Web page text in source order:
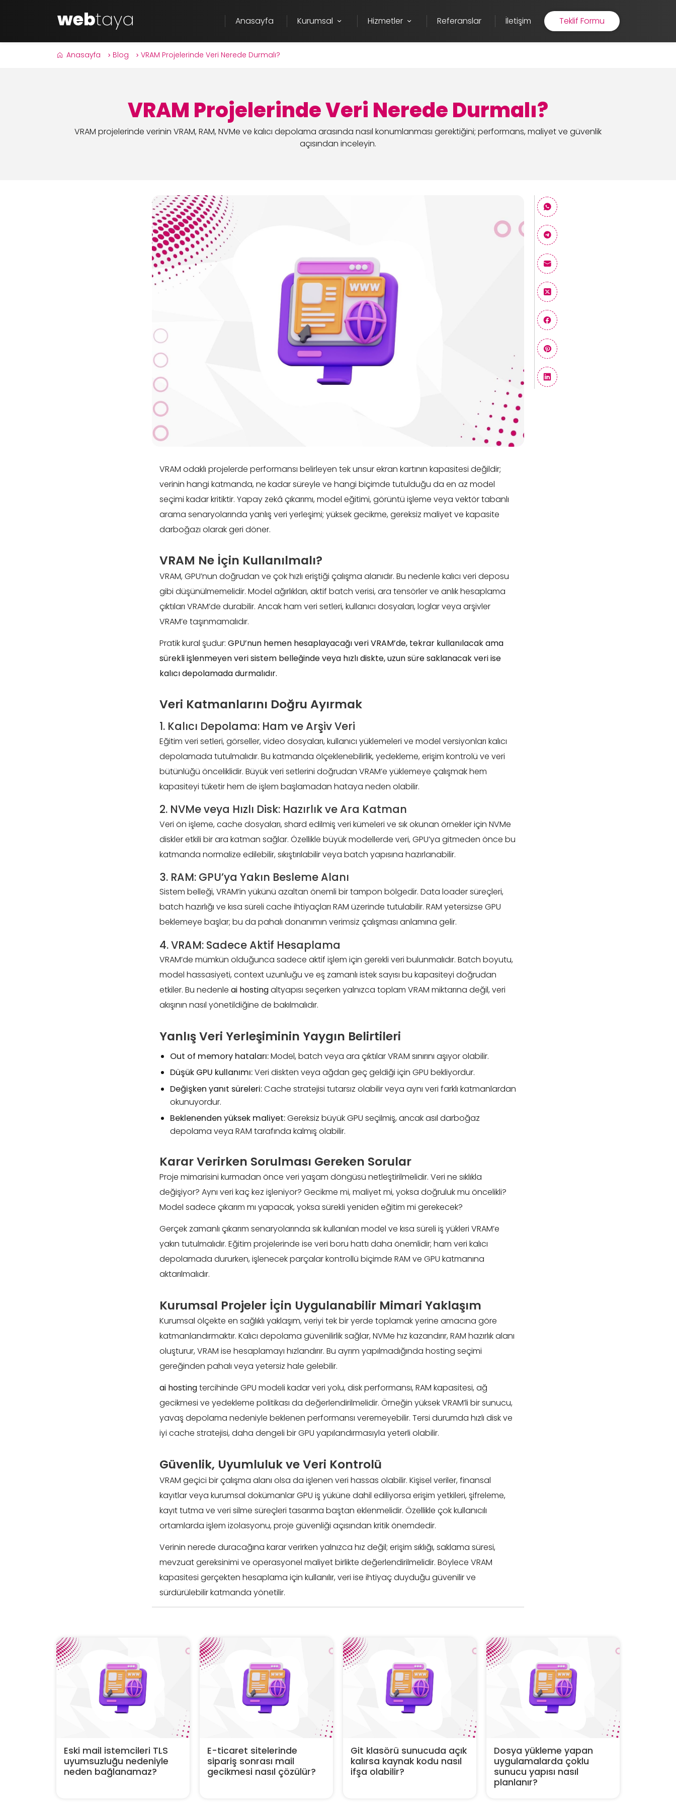
Anasayfa Kurumsal Hizmetler Referanslar İletişim Teklif Formu
Anasayfa Blog VRAM Projelerinde Veri Nerede Durmalı?
VRAM Projelerinde Veri Nerede Durmalı?
VRAM projelerinde verinin VRAM, RAM, NVMe ve kalıcı depolama arasında nasıl konumlanması gerektiğini; performans, maliyet ve güvenlik
açısından inceleyin.
VRAM odaklı projelerde performansı belirleyen tek unsur ekran kartının kapasitesi değildir;
verinin hangi katmanda, ne kadar süreyle ve hangi biçimde tutulduğu da en az model
seçimi kadar kritiktir. Yapay zekâ çıkarımı, model eğitimi, görüntü işleme veya vektör tabanlı
arama senaryolarında yanlış veri yerleşimi; yüksek gecikme, gereksiz maliyet ve kapasite
darboğazı olarak geri döner.
VRAM Ne İçin Kullanılmalı?
VRAM, GPU’nun doğrudan ve çok hızlı eriştiği çalışma alanıdır. Bu nedenle kalıcı veri deposu
gibi düşünülmemelidir. Model ağırlıkları, aktif batch verisi, ara tensörler ve anlık hesaplama
çıktıları VRAM’de durabilir. Ancak ham veri setleri, kullanıcı dosyaları, loglar veya arşivler
VRAM’e taşınmamalıdır.
Pratik kural şudur: GPU’nun hemen hesaplayacağı veri VRAM’de, tekrar kullanılacak ama
sürekli işlenmeyen veri sistem belleğinde veya hızlı diskte, uzun süre saklanacak veri ise
kalıcı depolamada durmalıdır.
Veri Katmanlarını Doğru Ayırmak
1. Kalıcı Depolama: Ham ve Arşiv Veri
Eğitim veri setleri, görseller, video dosyaları, kullanıcı yüklemeleri ve model versiyonları kalıcı
depolamada tutulmalıdır. Bu katmanda ölçeklenebilirlik, yedekleme, erişim kontrolü ve veri
bütünlüğü önceliklidir. Büyük veri setlerini doğrudan VRAM’e yüklemeye çalışmak hem
kapasiteyi tüketir hem de işlem başlamadan hataya neden olabilir.
2. NVMe veya Hızlı Disk: Hazırlık ve Ara Katman
Veri ön işleme, cache dosyaları, shard edilmiş veri kümeleri ve sık okunan örnekler için NVMe
diskler etkili bir ara katman sağlar. Özellikle büyük modellerde veri, GPU’ya gitmeden önce bu
katmanda normalize edilebilir, sıkıştırılabilir veya batch yapısına hazırlanabilir.
3. RAM: GPU’ya Yakın Besleme Alanı
Sistem belleği, VRAM’in yükünü azaltan önemli bir tampon bölgedir. Data loader süreçleri,
batch hazırlığı ve kısa süreli cache ihtiyaçları RAM üzerinde tutulabilir. RAM yetersizse GPU
beklemeye başlar; bu da pahalı donanımın verimsiz çalışması anlamına gelir.
4. VRAM: Sadece Aktif Hesaplama
VRAM’de mümkün olduğunca sadece aktif işlem için gerekli veri bulunmalıdır. Batch boyutu,
model hassasiyeti, context uzunluğu ve eş zamanlı istek sayısı bu kapasiteyi doğrudan
etkiler. Bu nedenle ai hostingaltyapısı seçerken yalnızca toplam VRAM miktarına değil, veri
akışının nasıl yönetildiğine de bakılmalıdır.
Yanlış Veri Yerleşiminin Yaygın Belirtileri
Out of memory hataları:Model, batch veya ara çıktılar VRAM sınırını aşıyor olabilir.
Düşük GPU kullanımı:Veri diskten veya ağdan geç geldiği için GPU bekliyordur.
Değişken yanıt süreleri:Cache stratejisi tutarsız olabilir veya aynı veri farklı katmanlardan
okunuyordur.
Beklenenden yüksek maliyet:Gereksiz büyük GPU seçilmiş, ancak asıl darboğaz
depolama veya RAM tarafında kalmış olabilir.
Karar Verirken Sorulması Gereken Sorular
Proje mimarisini kurmadan önce veri yaşam döngüsü netleştirilmelidir. Veri ne sıklıkla
değişiyor? Aynı veri kaç kez işleniyor? Gecikme mi, maliyet mi, yoksa doğruluk mu öncelikli?
Model sadece çıkarım mı yapacak, yoksa sürekli yeniden eğitim mi gerekecek?
Gerçek zamanlı çıkarım senaryolarında sık kullanılan model ve kısa süreli iş yükleri VRAM’e
yakın tutulmalıdır. Eğitim projelerinde ise veri boru hattı daha önemlidir; ham veri kalıcı
depolamada dururken, işlenecek parçalar kontrollü biçimde RAM ve GPU katmanına
aktarılmalıdır.
Kurumsal Projeler İçin Uygulanabilir Mimari Yaklaşım
Kurumsal ölçekte en sağlıklı yaklaşım, veriyi tek bir yerde toplamak yerine amacına göre
katmanlandırmaktır. Kalıcı depolama güvenilirlik sağlar, NVMe hız kazandırır, RAM hazırlık alanı
oluşturur, VRAM ise hesaplamayı hızlandırır. Bu ayrım yapılmadığında hosting seçimi
gereğinden pahalı veya yetersiz hale gelebilir.
ai hostingtercihinde GPU modeli kadar veri yolu, disk performansı, RAM kapasitesi, ağ
gecikmesi ve yedekleme politikası da değerlendirilmelidir. Örneğin yüksek VRAM’li bir sunucu,
yavaş depolama nedeniyle beklenen performansı veremeyebilir. Tersi durumda hızlı disk ve
iyi cache stratejisi, daha dengeli bir GPU yapılandırmasıyla yeterli olabilir.
Güvenlik, Uyumluluk ve Veri Kontrolü
VRAM geçici bir çalışma alanı olsa da işlenen veri hassas olabilir. Kişisel veriler, finansal
kayıtlar veya kurumsal dokümanlar GPU iş yüküne dahil ediliyorsa erişim yetkileri, şifreleme,
kayıt tutma ve veri silme süreçleri tasarıma baştan eklenmelidir. Özellikle çok kullanıcılı
ortamlarda işlem izolasyonu, proje güvenliği açısından kritik önemdedir.
Verinin nerede duracağına karar verirken yalnızca hız değil; erişim sıklığı, saklama süresi,
mevzuat gereksinimi ve operasyonel maliyet birlikte değerlendirilmelidir. Böylece VRAM
kapasitesi gerçekten hesaplama için kullanılır, veri ise ihtiyaç duyduğu güvenilir ve
sürdürülebilir katmanda yönetilir.
Eski mail istemcileri TLS
uyumsuzluğu nedeniyle
neden bağlanamaz?
E-ticaret sitelerinde
sipariş sonrası mail
gecikmesi nasıl çözülür?
Git klasörü sunucuda açık
kalırsa kaynak kodu nasıl
ifşa olabilir?
Dosya yükleme yapan
uygulamalarda çoklu
sunucu yapısı nasıl
planlanır?